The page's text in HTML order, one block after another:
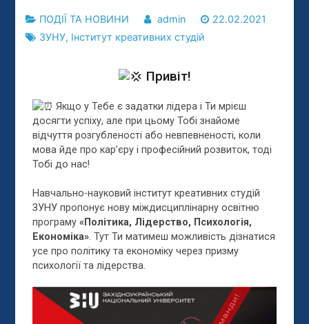
ПОДІЇ ТА НОВИНИ admin
22.02.2021
ЗУНУ, Інститут креативних студій
Привіт!
Якщо у Тебе є задатки лідера і Ти мрієш
досягти успіху, але при цьому Тобі знайоме
відчуття розгубленості або невпевненості, коли
мова йде про кар’єру і професійний розвиток, тоді
Тобі до нас!
Навчально-науковий інститут креативних студій
ЗУНУ пропонує нову міждисциплінарну освітню
програму«Політика, Лідерство, Психологія,
Економіка». Тут Ти матимеш можливість дізнатися
усе про політику та економіку через призму
психології та лідерства.